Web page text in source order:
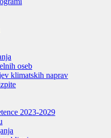
oseb
klimatskih naprav
2023-2029